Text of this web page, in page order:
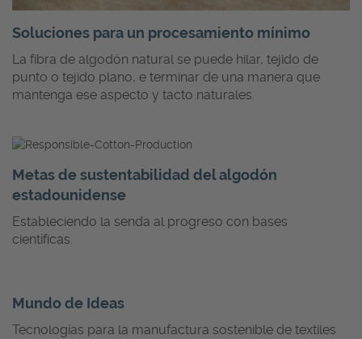
Soluciones para un procesamiento mínimo
La fibra de algodón natural se puede hilar, tejido de
punto o tejido plano, e terminar de una manera que
mantenga ese aspecto y tacto naturales.
Metas de sustentabilidad del algodón
estadounidense
Estableciendo la senda al progreso con bases
científicas.
Mundo de Ideas
Tecnologías para la manufactura sostenible de textiles